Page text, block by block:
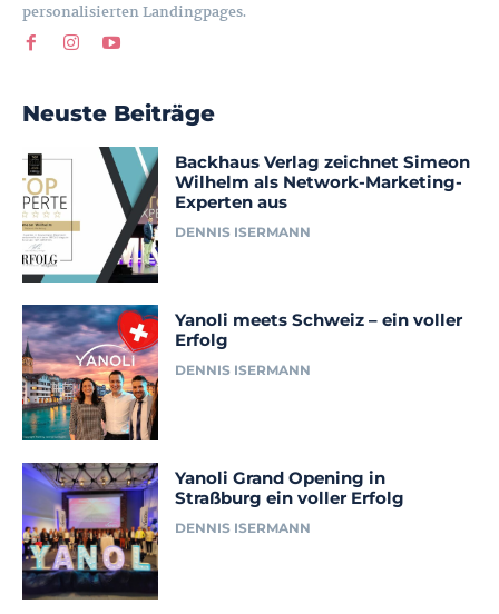
personalisierten Landingpages.
Neuste Beiträge
Backhaus Verlag zeichnet Simeon
Wilhelm als Network-Marketing-
Experten aus
DENNIS ISERMANN
Yanoli meets Schweiz – ein voller
Erfolg
DENNIS ISERMANN
Yanoli Grand Opening in
Straßburg ein voller Erfolg
DENNIS ISERMANN